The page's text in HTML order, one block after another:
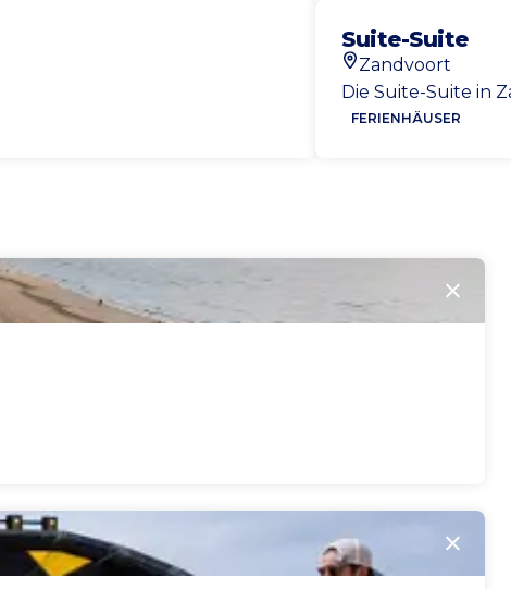
Suite-Suite
Standort
Zandvoort
Die Suite-Suite in
FERIENHÄUSER